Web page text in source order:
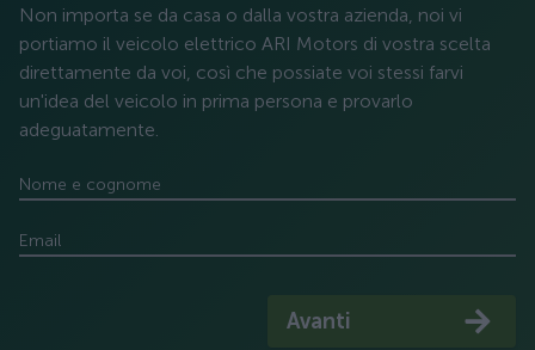
Non importa se da casa o dalla vostra azienda, noi vi
portiamo il veicolo elettrico ARI Motors di vostra scelta
direttamente da voi, così che possiate voi stessi farvi
un'idea del veicolo in prima persona e provarlo
adeguatamente.
Nome e cognome
Email
Avanti